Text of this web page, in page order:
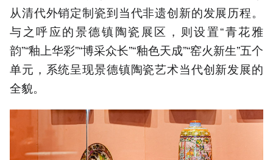
从清代外销定制瓷到当代非遗创新的发展历程。
与之呼应的景德镇陶瓷展区，则设置“青花雅
韵”“釉上华彩”“博采众长”“釉色天成”“窑火新生”五个
单元，系统呈现景德镇陶瓷艺术当代创新发展的
全貌。